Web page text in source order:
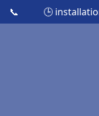
📞 🕒